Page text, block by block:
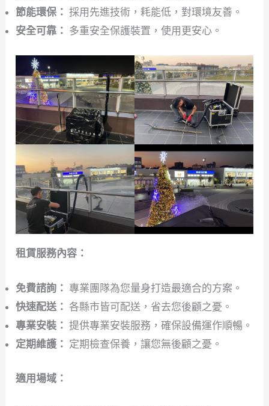
節能環保： 採用先進技術，耗能低，對環境友善。
安全可靠： 多重安全保護裝置，使用更安心。
租賃服務內容：
免費諮詢： 專業團隊為您量身打造最適合的方案。
快速配送： 各縣市皆可配送，省去您後顧之憂。
專業安裝： 提供專業安裝服務，確保設備運作順暢。
定期維護： 定期檢查保養，讓您無後顧之憂。
適用場域：